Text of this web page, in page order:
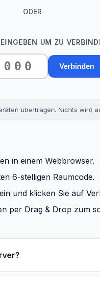
ODER
UM ZU
Verbinden
übertragen. Nichts wird
in einem Webbrowser.
6-stelligen Raumcode.
und klicken Sie auf
per Drag & Drop zum